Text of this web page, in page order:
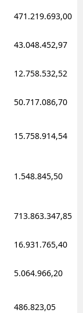
471.219.693,00
43.048.452,97
12.758.532,52
50.717.086,70
15.758.914,54
1.548.845,50
713.863.347,85
16.931.765,40
5.064.966,20
486.823,05